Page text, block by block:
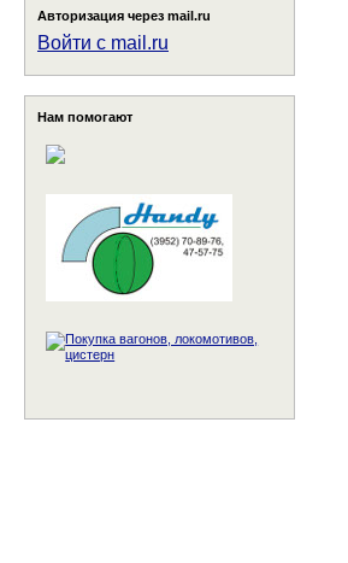
Авторизация через mail.ru
Войти с mail.ru
Нам помогают